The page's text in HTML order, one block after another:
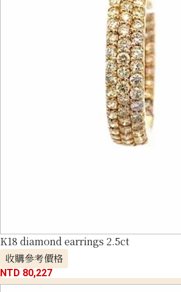
K18 diamond earrings 2.5ct
收購參考價格
NTD 80,227